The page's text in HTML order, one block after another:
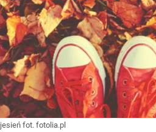
jesień fot. fotolia.pl